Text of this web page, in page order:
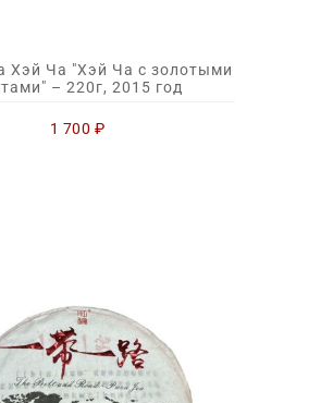
Хэй Ча "Хэй Ча с золотыми
– 220г, 2015 год
1 700 ₽